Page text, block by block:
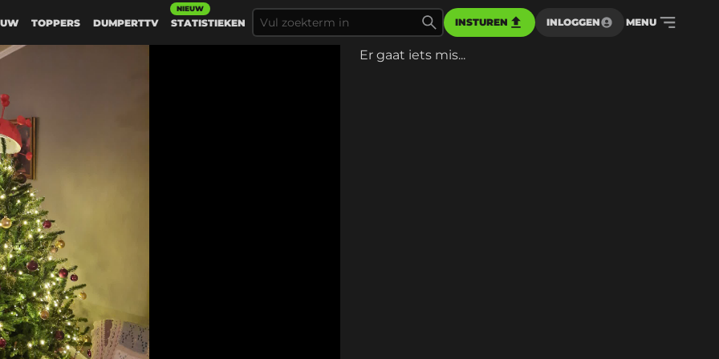
TOPPERS DUMPERTTV STATISTIEKEN
NIEUW
INSTUREN INLOGGEN MENU
Er gaat iets mis...